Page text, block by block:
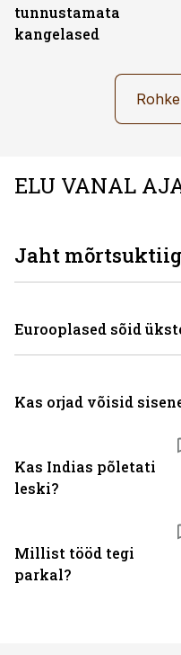
tunnustamata
kangelased
ELU VANAL
Kas Indias põletati
leski?
Millist tööd tegi
parkal?
Jaht
Eurooplased sõid
Kas orjad võisid